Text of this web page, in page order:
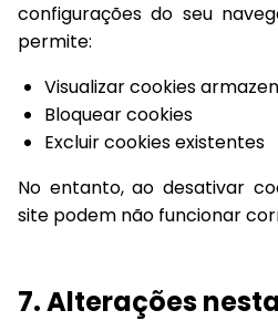
configurações do seu
permite:
Visualizar cookies
Bloquear cookies
Excluir cookies existentes
No entanto, ao desativar
site podem não funcionar
7. Alterações